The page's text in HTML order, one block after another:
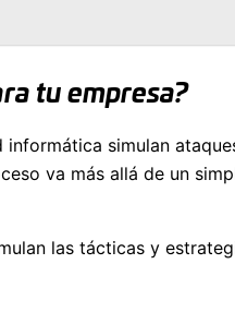
tu empresa?
simulan
va más allá de un
las tácticas y